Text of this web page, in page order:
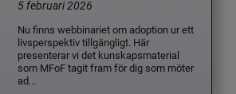
5 februari 2026
Nu finns webbinariet om adoption ur ett
livsperspektiv tillgängligt. Här
presenterar vi det kunskapsmaterial
som MFoF tagit fram för dig som möter
ad...